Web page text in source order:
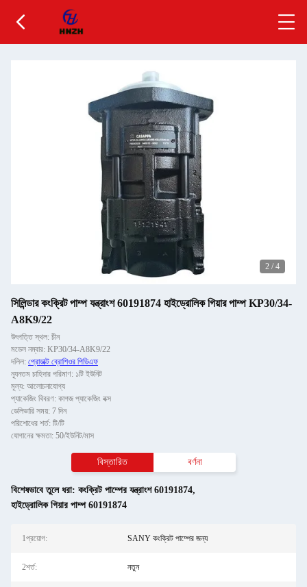
2 / 4
সিলিন্ডার কংক্রিট পাম্প যন্ত্রাংশ 60191874 হাইড্রোলিক গিয়ার পাম্প KP30/34-
A8K9/22
উৎপত্তি স্থল: চীন
মডেল নম্বার: KP30/34-A8K9/22
দলিল: প্রোডাক্ট ব্রোশিওর পিডিএফ
ন্যূনতম চাহিদার পরিমাণ: ১টি ইউনিট
মূল্য: আলোচনাযোগ্য
প্যাকেজিং বিবরণ: কাগজ প্যাকেজিং বক্স
ডেলিভারি সময়: 7 দিন
পরিশোধের শর্ত: টি/টি
যোগানের ক্ষমতা: 50/ইউনিট/মাস
বিস্তারিত বর্ণনা
বিশেষভাবে তুলে ধরা: কংক্রিট পাম্পের যন্ত্রাংশ 60191874,
হাইড্রোলিক গিয়ার পাম্প 60191874
1প্রয়োগ: SANY কংক্রিট পাম্পের জন্য
2শর্ত: নতুন